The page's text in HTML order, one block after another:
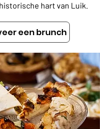
hart van Luik.
een brunch